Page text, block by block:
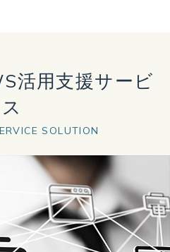
活用支援サービ
ス
SOLUTION